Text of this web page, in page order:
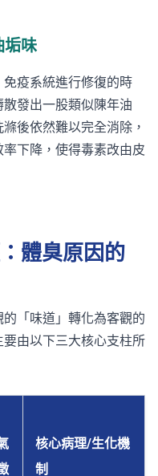
垢味
疫系統進行修復的時
發出一股類似陳年油
後依然難以完全消除，
下降，使得毒素改由皮
體臭原因的
「味道」轉化為客觀的
要由以下三大核心支柱所
核心病理/生化機
制